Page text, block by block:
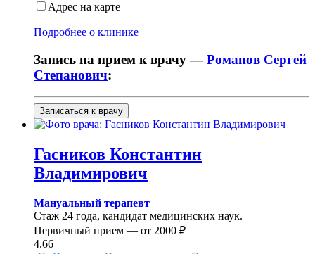
Адрес на карте
Подробнее о клинике
Запись на прием к врачу —Романов Сергей
Степанович:
Записаться к врачу
Гасников Константин
Владимирович
Мануальный терапевт
Стаж 24 года, кандидат медицинских наук.
Первичный прием — от 2000 ₽
4.66